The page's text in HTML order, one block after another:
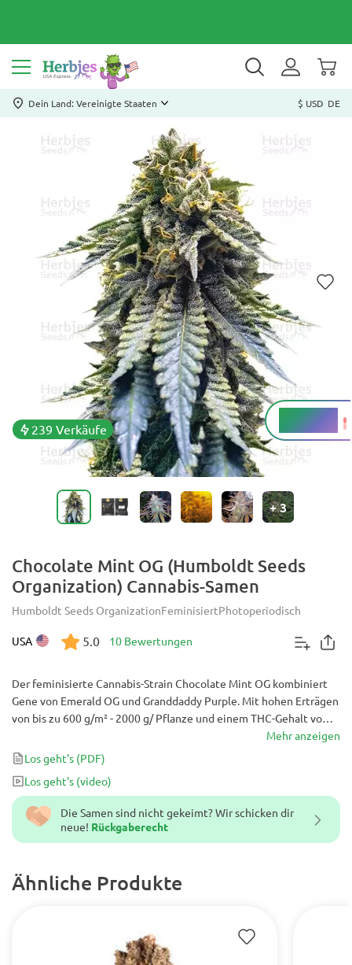
Dein Land: Vereinigte Staaten $ USD DE
239 Verkäufe
22 - 26 %
THC
+3
Chocolate Mint OG (Humboldt Seeds
Organization) Cannabis-Samen
Humboldt Seeds OrganizationFeminisiertPhotoperiodisch
USA 5.0 10 Bewertungen
Die Samen sind nicht gekeimt? Wir schicken dir
neue! Rückgaberecht
Ähnliche Produkte
Der feminisierte Cannabis-Strain Chocolate Mint OG kombiniert
Gene von Emerald OG und Granddaddy Purple. Mit hohen Erträgen
von bis zu 600 g/m² - 2000 g/ Pflanze und einem THC-Gehalt von
22–26% kann die Sorte selbst erfahrene Anwender umwerfen. Es
ist ein kraftvoller Strain mit launischem Charakter und einer
delikaten Geschmackskombination mit starken
Schokoladennoten.
Mehr anzeigen
Los geht's (PDF)
Los geht's (video)